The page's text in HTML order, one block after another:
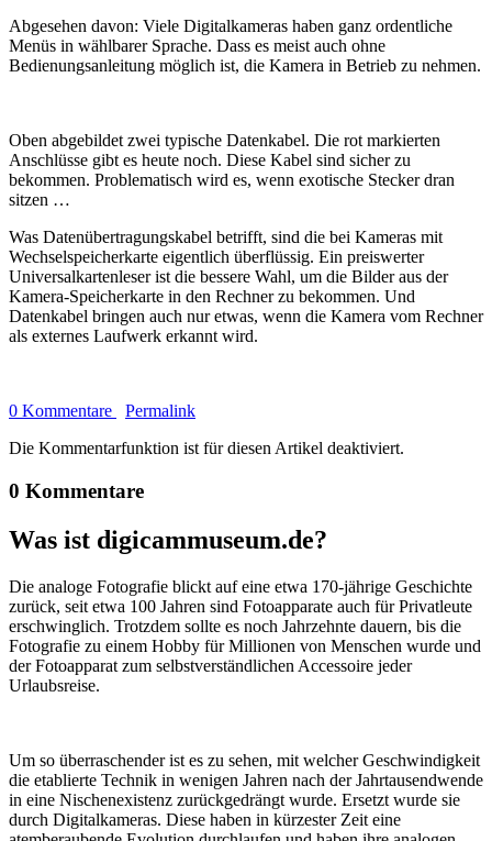
Abgesehen davon: Viele Digitalkameras haben ganz ordentliche
Menüs in wählbarer Sprache. Dass es meist auch ohne
Bedienungsanleitung möglich ist, die Kamera in Betrieb zu nehmen.
Oben abgebildet zwei typische Datenkabel. Die rot markierten
Anschlüsse gibt es heute noch. Diese Kabel sind sicher zu
bekommen. Problematisch wird es, wenn exotische Stecker dran
sitzen …
Was Datenübertragungskabel betrifft, sind die bei Kameras mit
Wechselspeicherkarte eigentlich überflüssig. Ein preiswerter
Universalkartenleser ist die bessere Wahl, um die Bilder aus der
Kamera-Speicherkarte in den Rechner zu bekommen. Und
Datenkabel bringen auch nur etwas, wenn die Kamera vom Rechner
als externes Laufwerk erkannt wird.
0 Kommentare
Permalink
Die Kommentarfunktion ist für diesen Artikel deaktiviert.
0 Kommentare
Was ist digicammuseum.de?
Die analoge Fotografie blickt auf eine etwa 170-jährige Geschichte
zurück, seit etwa 100 Jahren sind Fotoapparate auch für Privatleute
erschwinglich. Trotzdem sollte es noch Jahrzehnte dauern, bis die
Fotografie zu einem Hobby für Millionen von Menschen wurde und
der Fotoapparat zum selbstverständlichen Accessoire jeder
Urlaubsreise.
Um so überraschender ist es zu sehen, mit welcher Geschwindigkeit
die etablierte Technik in wenigen Jahren nach der Jahrtausendwende
in eine Nischenexistenz zurückgedrängt wurde. Ersetzt wurde sie
durch Digitalkameras. Diese haben in kürzester Zeit eine